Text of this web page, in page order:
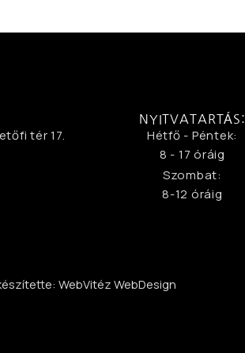
tér 17.
NYITVATARTÁS:
Hétfő - Péntek:
8 - 17 óráig
Szombat:
8-12 óráig
WebVitéz WebDesign